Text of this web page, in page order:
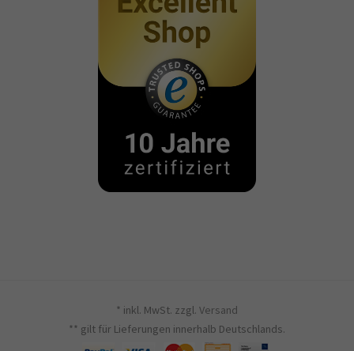
* inkl. MwSt. zzgl. Versand
** gilt für Lieferungen innerhalb Deutschlands.